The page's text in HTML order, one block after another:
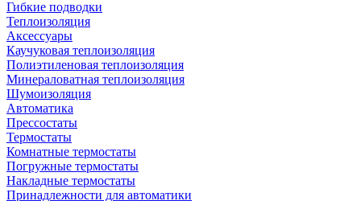
Гибкие подводки
Теплоизоляция
Аксессуары
Каучуковая теплоизоляция
Полиэтиленовая теплоизоляция
Минераловатная теплоизоляция
Шумоизоляция
Автоматика
Прессостаты
Термостаты
Комнатные термостаты
Погружные термостаты
Накладные термостаты
Принадлежности для автоматики